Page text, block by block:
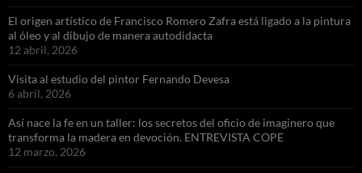
El origen artístico de Francisco Romero Zafra está ligado a la pintura
al óleo y al dibujo de manera autodidacta
12 abril, 2026
Visita al estudio del pintor Fernando Devesa
6 abril, 2026
Así nace la fe en un taller: los secretos del oficio de imaginero que
transforma la madera en devoción. ENTREVISTA COPE
12 marzo, 2026